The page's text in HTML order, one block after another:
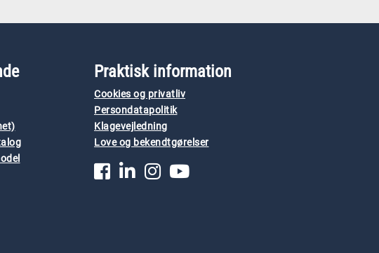
Praktisk information
Cookies og privatliv
Persondatapolitik
Klagevejledning
Love og bekendtgørelser